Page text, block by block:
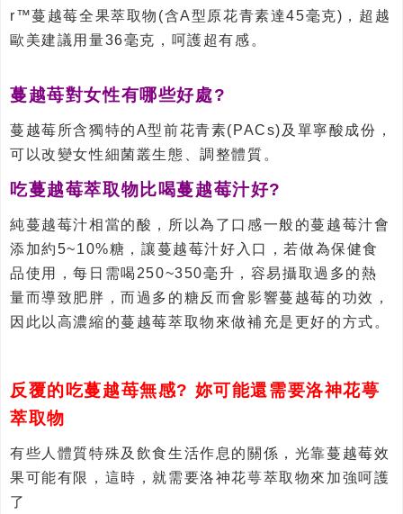
r™蔓越莓全果萃取物(含A型原花青素達45毫克)，超越
歐美建議用量36毫克，呵護超有感。
蔓越苺對女性有哪些好處?
蔓越莓所含獨特的A型前花青素(PACs)及單寧酸成份，
可以改變女性細菌叢生態、調整體質。
吃蔓越莓萃取物比喝蔓越莓汁好?
純蔓越莓汁相當的酸，所以為了口感一般的蔓越莓汁會
添加約5~10%糖，讓蔓越莓汁好入口，若做為保健食
品使用，每日需喝250~350毫升，容易攝取過多的熱
量而導致肥胖，而過多的糖反而會影響蔓越莓的功效，
因此以高濃縮的蔓越莓萃取物來做補充是更好的方式。
反覆的吃蔓越苺無感? 妳可能還需要洛神花萼
萃取物
有些人體質特殊及飲食生活作息的關係，光靠蔓越莓效
果可能有限，這時，就需要洛神花萼萃取物來加強呵護
了